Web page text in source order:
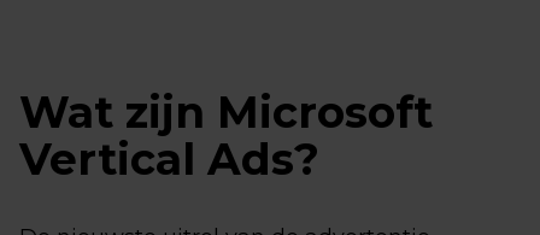
Wat zijn Microsoft
Vertical Ads?